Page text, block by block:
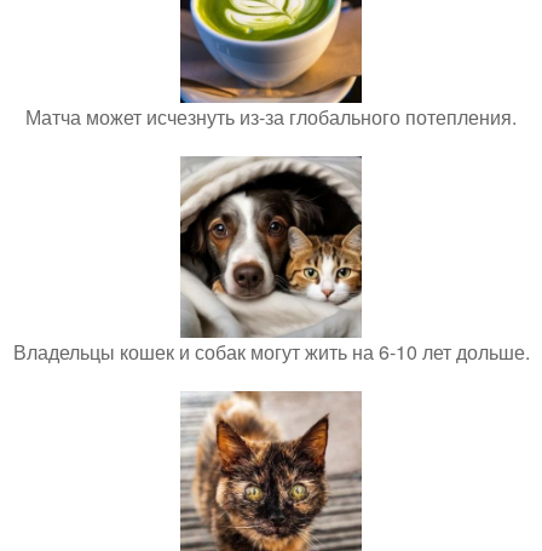
Матча может исчезнуть из-за глобального потепления.
Владельцы кошек и собак могут жить на 6-10 лет дольше.